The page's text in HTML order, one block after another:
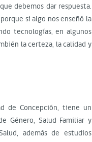
debemos dar respuesta.
si algo nos enseñó la
tecnologías, en algunos
la certeza, la calidad y
de Concepción, tiene un
Género, Salud Familiar y
además de estudios